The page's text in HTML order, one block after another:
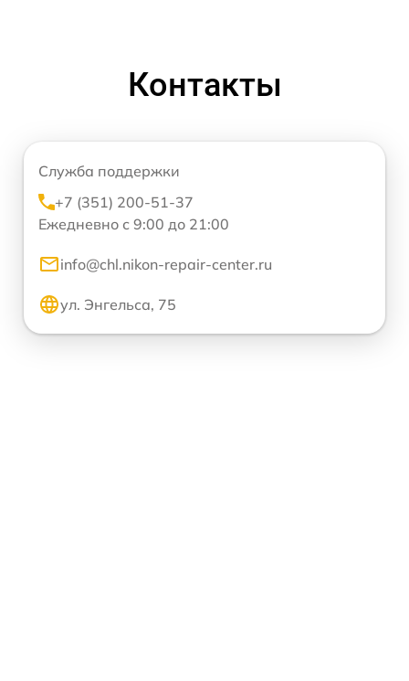
Контакты
Служба поддержки
+7 (351) 200-51-37
Ежедневно с 9:00 до 21:00
info@chl.nikon-repair-center.ru
ул. Энгельса, 75